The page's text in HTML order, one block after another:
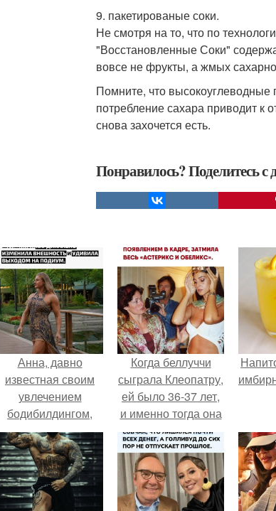
9. пакетированые соки.
Не смотря на то, что по
"Восстановленные Соки"
вовсе не фрукты, а жмых
Помните, что высокоуглеводные
потребление сахара приводит к
снова захочется есть.
Понравилось? Поделитесь с
Анна, давно
известная своим
увлечением
бодибилдингом,
впервые
попробовала себя
в роли модели.
Когда беллуччи
сыграла Клеопатру,
ей было 36-37 лет,
и именно тогда она
находилась на
вершине карьеры.